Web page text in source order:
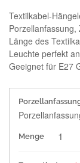
Textilkabel-
Länge des
Leuchte perfekt
Geeignet für E27
Menge